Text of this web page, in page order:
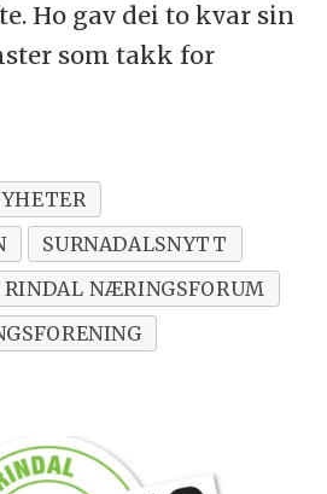
Ho gav dei to kvar sin
som takk for
SURNADALSNYTT
RINDAL NÆRINGSFORUM